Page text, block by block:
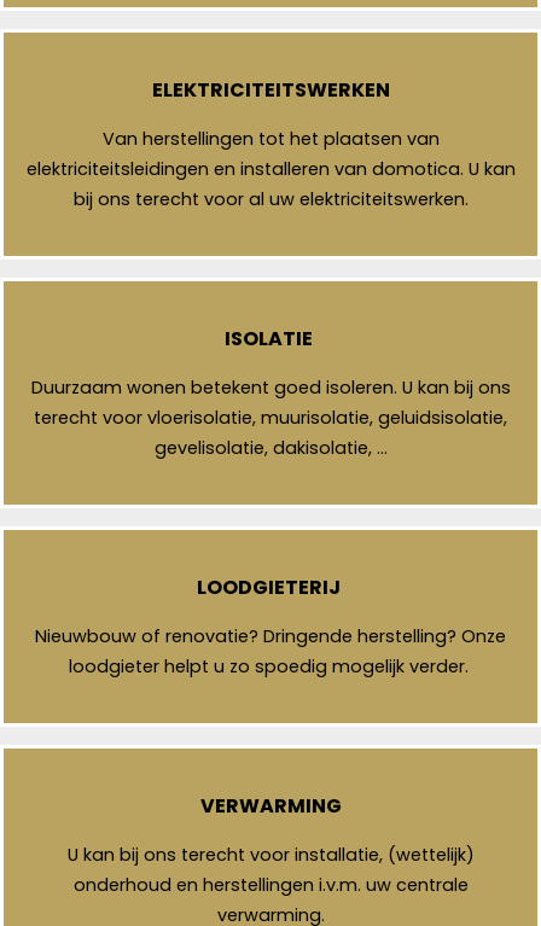
ELEKTRICITEITSWERKEN
Van herstellingen tot het plaatsen van
elektriciteitsleidingen en installeren van domotica. U kan
bij ons terecht voor al uw elektriciteitswerken.
ISOLATIE
Duurzaam wonen betekent goed isoleren. U kan bij ons
terecht voor vloerisolatie, muurisolatie, geluidsisolatie,
gevelisolatie, dakisolatie, …
LOODGIETERIJ
Nieuwbouw of renovatie? Dringende herstelling? Onze
loodgieter helpt u zo spoedig mogelijk verder.
VERWARMING
U kan bij ons terecht voor installatie, (wettelijk)
onderhoud en herstellingen i.v.m. uw centrale
verwarming.